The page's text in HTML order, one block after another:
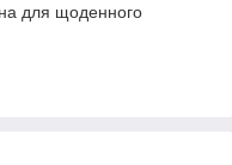
для щоденного